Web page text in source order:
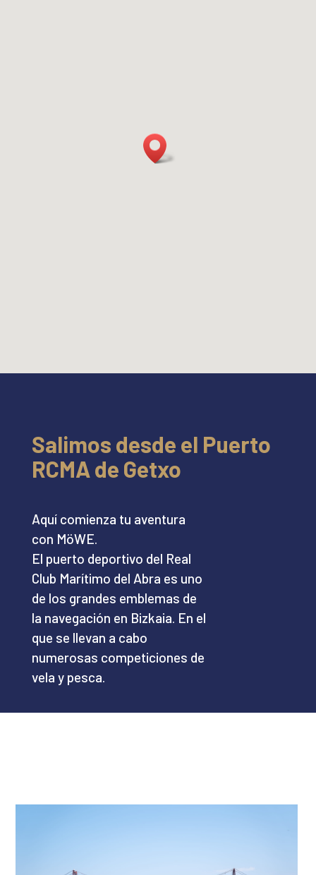
Salimos desde el Puerto
RCMA de Getxo
Aquí comienza tu aventura
con MöWE.
El puerto deportivo del Real
Club Marítimo del Abra es uno
de los grandes emblemas de
la navegación en Bizkaia. En el
que se llevan a cabo
numerosas competiciones de
vela y pesca.